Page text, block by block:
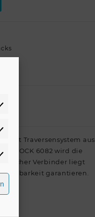
Traversensystem aus
6082 wird die
Verbinder liegt
garantieren.